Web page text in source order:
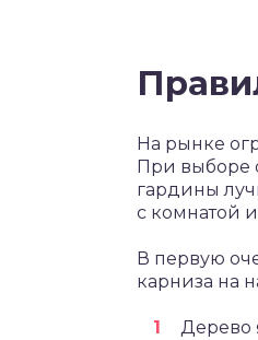
На рынке
При выборе
гардины
с комнатой
В первую
карниза на
Дерево